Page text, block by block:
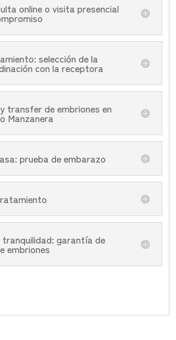
online o visita presencial
selección de la
con la receptora
transfer de embriones en
Manzanera
prueba de embarazo
garantía de
embriones